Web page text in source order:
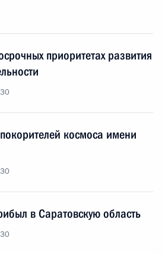
приоритетах развития
космоса имени
в Саратовскую область